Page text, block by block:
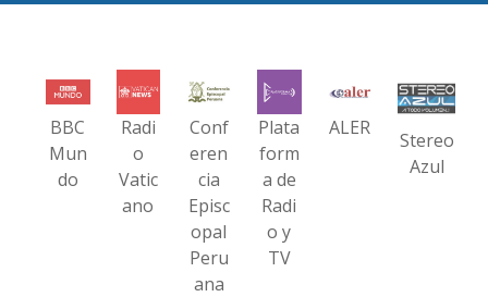
BBC
Mun
do
Radi
o
Vatic
ano
Conf
eren
cia
Episc
opal
Peru
ana
Plata
form
a de
Radi
o y
TV
ALER
Stereo
Azul